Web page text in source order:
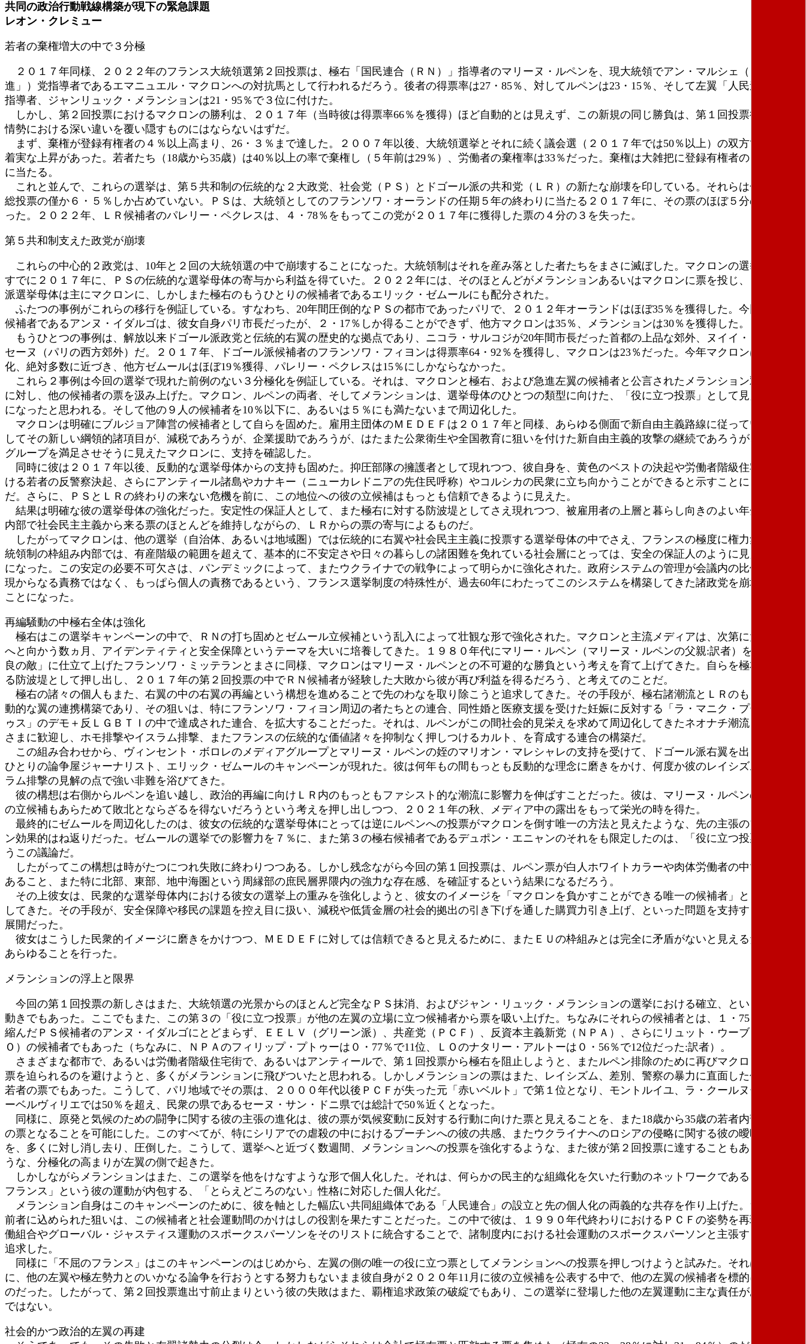
日
時
共同の政治行動戦線構築が現下の緊急課題
レオン・クレミュー
若者の棄権増大の中で３分極
２０１７年同様、２０２２年のフランス大統領選第２回投票は、極右「国民連合（ＲＮ）」指導者のマリーヌ・ルペンを、現大統領でアン・マルシェ（「前
進」）党指導者であるエマニュエル・マクロンへの対抗馬として行われるだろう。後者の得票率は27・85％、対してルペンは23・15％、そして左翼「人民連合」の
指導者、ジャンリュック・メランションは21・95％で３位に付けた。
しかし、第２回投票におけるマクロンの勝利は、２０１７年（当時彼は得票率66％を獲得）ほど自動的とは見えず、この新規の同じ勝負は、第１回投票後の選挙
情勢における深い違いを覆い隠すものにはならないはずだ。
まず、棄権が登録有権者の４％以上高まり、26・３％まで達した。２００７年以後、大統領選挙とそれに続く議会選（２０１７年では50％以上）の双方で棄権の
着実な上昇があった。若者たち（18歳から35歳）は40％以上の率で棄権し（５年前は29％）、労働者の棄権率は33％だった。棄権は大雑把に登録有権者の４分の１
に当たる。
これと並んで、これらの選挙は、第５共和制の伝統的な２大政党、社会党（ＰＳ）とドゴール派の共和党（ＬＲ）の新たな崩壊を印している。それらは合わせて
総投票の僅か６・５％しか占めていない。ＰＳは、大統領としてのフランソワ・オーランドの任期５年の終わりに当たる２０１７年に、その票のほぼ５分の４を失
った。２０２２年、ＬＲ候補者のパレリー・ペクレスは、４・78％をもってこの党が２０１７年に獲得した票の４分の３を失った。
第５共和制支えた政党が崩壊
これらの中心的２政党は、10年と２回の大統領選の中で崩壊することになった。大統領制はそれを産み落とした者たちをまさに滅ぼした。マクロンの選挙母体は
すでに２０１７年に、ＰＳの伝統的な選挙母体の寄与から利益を得ていた。２０２２年には、そのほとんどがメランションあるいはマクロンに票を投じ、ドゴール
派選挙母体は主にマクロンに、しかしまた極右のもうひとりの候補者であるエリック・ゼムールにも配分された。
ふたつの事例がこれらの移行を例証している。すなわち、20年間圧倒的なＰＳの都市であったパリで、２０１２年オーランドはほぼ35％を獲得した。今回、ＰＳ
候補者であるアンヌ・イダルゴは、彼女自身パリ市長だったが、２・17％しか得ることができず、他方マクロンは35％、メランションは30％を獲得した。
もうひとつの事例は、解放以来ドゴール派政党と伝統的右翼の歴史的な拠点であり、ニコラ・サルコジが20年間市長だった首都の上品な郊外、ヌイイ・シュル・
セーヌ（パリの西方郊外）だ。２０１７年、ドゴール派候補者のフランソワ・フィヨンは得票率64・92％を獲得し、マクロンは23％だった。今年マクロンは票を倍
化、絶対多数に近づき、他方ゼムールはほぼ19％獲得、パレリー・ペクレスは15％にしかならなかった。
これら２事例は今回の選挙で現れた前例のない３分極化を例証している。それは、マクロンと極右、および急進左翼の候補者と公言されたメランション双方の側
に対し、他の候補者の票を汲み上げた。マクロン、ルペンの両者、そしてメランションは、選挙母体のひとつの類型に向けた、「役に立つ投票」として見えること
になったと思われる。そして他の９人の候補者を10％以下に、あるいは５％にも満たないまで周辺化した。
マクロンは明確にブルジョア陣営の候補者として自らを固めた。雇用主団体のＭＥＤＥＦは２０１７年と同様、あらゆる側面で新自由主義路線に従っている、そ
してその新しい綱領的諸項目が、減税であろうが、企業援助であろうが、はたまた公衆衛生や全国教育に狙いを付けた新自由主義的攻撃の継続であろうが、資本家
グループを満足させそうに見えたマクロンに、支持を確認した。
同時に彼は２０１７年以後、反動的な選挙母体からの支持も固めた。抑圧部隊の擁護者として現れつつ、彼自身を、黄色のベストの決起や労働者階級住宅街にお
ける若者の反警察決起、さらにアンティール諸島やカナキー（ニューカレドニアの先住民呼称）やコルシカの民衆に立ち向かうことができると示すことによって
だ。さらに、ＰＳとＬＲの終わりの来ない危機を前に、この地位への彼の立候補はもっとも信頼できるように見えた。
結果は明確な彼の選挙母体の強化だった。安定性の保証人として、また極右に対する防波堤としてさえ現れつつ、被雇用者の上層と暮らし向きのよい年金生活者
内部で社会民主主義から来る票のほとんどを維持しながらの、ＬＲからの票の寄与によるものだ。
したがってマクロンは、他の選挙（自治体、あるいは地域圏）では伝統的に右翼や社会民主主義に投票する選挙母体の中でさえ、フランスの極度に権力集中型大
統領制の枠組み内部では、有産階級の範囲を超えて、基本的に不安定さや日々の暮らしの諸困難を免れている社会層にとっては、安全の保証人のように見えること
になった。この安定の必要不可欠さは、パンデミックによって、またウクライナでの戦争によって明らかに強化された。政府システムの管理が会議内の比例的な表
現からなる責務ではなく、もっぱら個人の責務であるという、フランス選挙制度の特殊性が、過去60年にわたってこのシステムを構築してきた諸政党を崩壊に導く
ことになった。
再編騒動の中極右全体は強化
極右はこの選挙キャンペーンの中で、ＲＮの打ち固めとゼムール立候補という乱入によって壮観な形で強化された。マクロンと主流メディアは、次第に大統領選
へと向かう数ヵ月、アイデンティティと安全保障というテーマを大いに培養してきた。１９８０年代にマリー・ルペン（マリーヌ・ルペンの父親:訳者）を彼の「最
良の敵」に仕立て上げたフランソワ・ミッテランとまさに同様、マクロンはマリーヌ・ルペンとの不可避的な勝負という考えを育て上げてきた。自らを極右に対す
る防波堤として押し出し、２０１７年の第２回投票の中でＲＮ候補者が経験した大敗から彼が再び利益を得るだろう、と考えてのことだ。
極右の諸々の個人もまた、右翼の中の右翼の再編という構想を進めることで先のわなを取り除こうと追求してきた。その手段が、極右諸潮流とＬＲのもっとも反
動的な翼の連携構築であり、その狙いは、特にフランソワ・フィヨン周辺の者たちとの連合、同性婚と医療支援を受けた妊娠に反対する「ラ・マニク・プール・ト
ゥス」のデモ＋反ＬＧＢＴＩの中で達成された連合、を拡大することだった。それは、ルペンがこの間社会的見栄えを求めて周辺化してきたネオナチ潮流をあから
さまに歓迎し、ホモ排撃やイスラム排撃、またフランスの伝統的な価値諸々を抑制なく押しつけるカルト、を育成する連合の構築だ。
この組み合わせから、ヴィンセント・ボロレのメディアグループとマリーヌ・ルペンの姪のマリオン・マレシャレの支持を受けて、ドゴール派右翼を出自とする
ひとりの論争屋ジャーナリスト、エリック・ゼムールのキャンペーンが現れた。彼は何年もの間もっとも反動的な理念に磨きをかけ、何度か彼のレイシズムとイス
ラム排撃の見解の点で強い非難を浴びてきた。
彼の構想は右側からルペンを追い越し、政治的再編に向けＬＲ内のもっともファシスト的な潮流に影響力を伸ばすことだった。彼は、マリーヌ・ルペンの３度目
の立候補もあらためて敗北とならざるを得ないだろうという考えを押し出しつつ、２０２１年の秋、メディア中の露出をもって栄光の時を得た。
最終的にゼムールを周辺化したのは、彼女の伝統的な選挙母体にとっては逆にルペンへの投票がマクロンを倒す唯一の方法と見えたような、先の主張のブーメラ
ン効果的はね返りだった。ゼムールの選挙での影響力を７％に、また第３の極右候補者であるデュポン・エニャンのそれをも限定したのは、「役に立つ投票」とい
うこの議論だ。
したがってこの構想は時がたつにつれ失敗に終わりつつある。しかし残念ながら今回の第１回投票は、ルペン票が白人ホワイトカラーや肉体労働者の中で最大で
あること、また特に北部、東部、地中海圏という周縁部の庶民層界隈内の強力な存在感、を確証するという結果になるだろう。
その上彼女は、民衆的な選挙母体内における彼女の選挙上の重みを強化しようと、彼女のイメージを「マクロンを負かすことができる唯一の候補者」として強調
してきた。その手段が、安全保障や移民の課題を控え目に扱い、減税や低賃金層の社会的拠出の引き下げを通した購買力引き上げ、といった問題を支持する主張の
展開だった。
彼女はこうした民衆的イメージに磨きをかけつつ、ＭＥＤＥＦに対しては信頼できると見えるために、またＥＵの枠組みとは完全に矛盾がないと見えるために、
あらゆることを行った。
メランションの浮上と限界
今回の第１回投票の新しさはまた、大統領選の光景からのほとんど完全なＰＳ抹消、およびジャン・リュック・メランションの選挙における確立、という二重の
動きでもあった。ここでもまた、この第３の「役に立つ投票」が他の左翼の立場に立つ候補者から票を吸い上げた。ちなみにそれらの候補者とは、１・75％にまで
縮んだＰＳ候補者のアンヌ・イダルゴにとどまらず、ＥＥＬＶ（グリーン派）、共産党（ＰＣＦ）、反資本主義新党（ＮＰＡ）、さらにリュット・ウーブリエ（Ｌ
Ｏ）の候補者でもあった（ちなみに、ＮＰＡのフィリップ・プトゥーは０・77％で11位、ＬＯのナタリー・アルトーは０・56％で12位だった:訳者）。
さまざまな都市で、あるいは労働者階級住宅街で、あるいはアンティールで、第１回投票から極右を阻止しようと、またルペン排除のために再びマクロンへの投
票を迫られるのを避けようと、多くがメランションに飛びついたと思われる。しかしメランションの票はまた、レイシズム、差別、警察の暴力に直面した住宅街の
若者の票でもあった。こうして、パリ地域でその票は、２０００年代以後ＰＣＦが失った元「赤いベルト」で第１位となり、モントルイユ、ラ・クールヌーヴ、オ
ーベルヴィリエでは50％を超え、民衆の県であるセーヌ・サン・ドニ県では総計で50％近くとなった。
同様に、原発と気候のための闘争に関する彼の主張の進化は、彼の票が気候変動に反対する行動に向けた票と見えることを、また18歳から35歳の若者内部で最大
の票となることを可能にした。このすべてが、特にシリアでの虐殺の中におけるプーチンへの彼の共感、またウクライナへのロシアの侵略に関する彼の曖昧な立場
を、多くに対し消し去り、圧倒した。こうして、選挙へと近づく数週間、メランションへの投票を強化するような、また彼が第２回投票に達することもあり得るよ
うな、分極化の高まりが左翼の側で起きた。
しかしながらメランションはまた、この選挙を他をけなすような形で個人化した。それは、何らかの民主的な組織化を欠いた行動のネットワークである「不屈の
フランス」という彼の運動が内包する、「とらえどころのない」性格に対応した個人化だ。
メランション自身はこのキャンペーンのために、彼を軸とした幅広い共同組織体である「人民連合」の設立と先の個人化の両義的な共存を作り上げた。ちなみに
前者に込められた狙いは、この候補者と社会運動間のかけはしの役割を果たすことだった。この中で彼は、１９９０年代終わりにおけるＰＣＦの姿勢を再現し、労
働組合やグローバル・ジャスティス運動のスポークスパーソンをそのリストに統合することで、諸制度内における社会運動のスポークスパーソンと主張することを
追求した。
同様に「不屈のフランス」はこのキャンペーンのはじめから、左翼の側の唯一の役に立つ票としてメランションへの投票を押しつけようと試みた。それは明らか
に、他の左翼や極左勢力とのいかなる論争を行おうとする努力もないまま彼自身が２０２０年11月に彼の立候補を公表する中で、他の左翼の候補者を標的にするも
のだった。したがって、第２回投票進出寸前止まりという彼の失敗はまた、覇権追求政策の破綻でもあり、この選挙に登場した他の左翼運動に主な責任があるわけ
ではない。
社会的かつ政治的左翼の再建